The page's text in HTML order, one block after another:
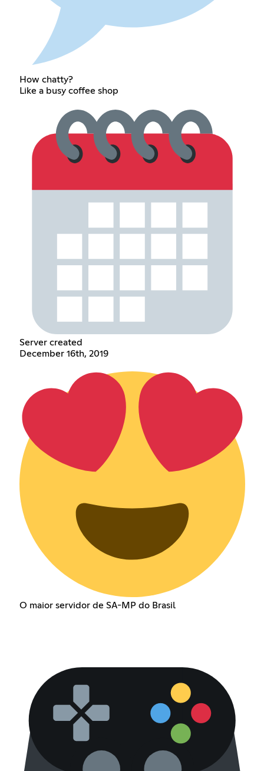
How chatty?
Like a busy coffee shop
Server created
December 16th, 2019
O maior servidor de SA-MP do Brasil